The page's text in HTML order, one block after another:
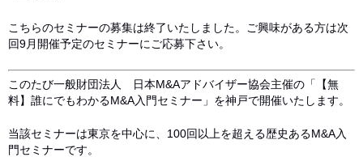
こちらのセミナーの募集は終了いたしました。ご興味がある方は次
回9月開催予定のセミナーにご応募下さい。
このたび一般財団法人 日本M&Aアドバイザー協会主催の「【無
料】誰にでもわかるM&A入門セミナー」を神戸で開催いたします。
当該セミナーは東京を中心に、100回以上を超える歴史あるM&A入
門セミナーです。